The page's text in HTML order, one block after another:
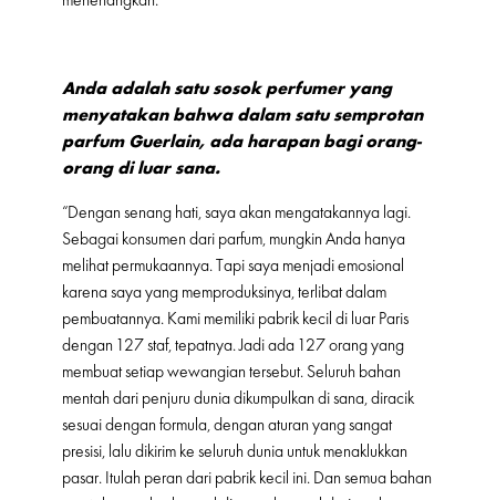
Anda adalah satu sosok perfumer yang
menyatakan bahwa dalam satu semprotan
parfum Guerlain, ada harapan bagi orang-
orang di luar sana.
“Dengan senang hati, saya akan mengatakannya lagi.
Sebagai konsumen dari parfum, mungkin Anda hanya
melihat permukaannya. Tapi saya menjadi emosional
karena saya yang memproduksinya, terlibat dalam
pembuatannya. Kami memiliki pabrik kecil di luar Paris
dengan 127 staf, tepatnya. Jadi ada 127 orang yang
membuat setiap wewangian tersebut. Seluruh bahan
mentah dari penjuru dunia dikumpulkan di sana, diracik
sesuai dengan formula, dengan aturan yang sangat
presisi, lalu dikirim ke seluruh dunia untuk menaklukkan
pasar. Itulah peran dari pabrik kecil ini. Dan semua bahan